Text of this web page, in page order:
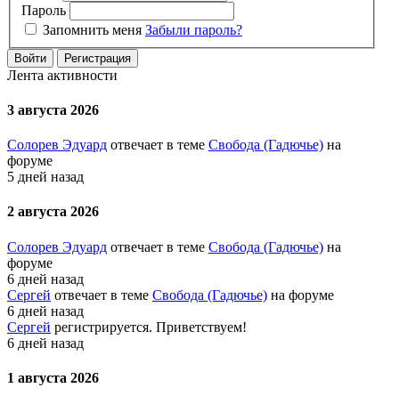
Пароль
Запомнить меня Забыли пароль?
Войти Регистрация
Лента активности
3 августа 2026
Солорев Эдуард отвечает в теме Свобода (Гадючье) на
форуме
5 дней назад
2 августа 2026
Солорев Эдуард отвечает в теме Свобода (Гадючье) на
форуме
6 дней назад
Сергей отвечает в теме Свобода (Гадючье) на форуме
6 дней назад
Сергей регистрируется. Приветствуем!
6 дней назад
1 августа 2026